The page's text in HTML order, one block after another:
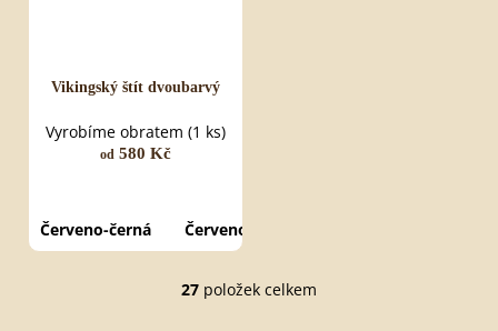
Vikingský štít dvoubarvý
Vyrobíme obratem (1 ks)
od 580 Kč
Červeno-černá Červeno-stříbrná
O
27 položek celkem